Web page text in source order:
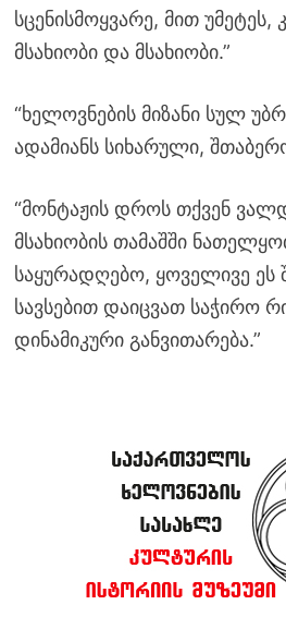
სცენისმოყვარე, მით უმეტეს,
მსახიობი და მსახიობი.”
“ხელოვნების მიზანი სულ
ადამიანს სიხარული,
“მონტაჟის დროს თქვენ
მსახიობის თამაშში
საყურადღებო, ყოველივე
სავსებით დაიცვათ საჭირო
დინამიკური განვითარება.”